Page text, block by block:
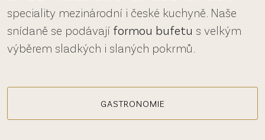
speciality mezinárodní i české kuchyně. Naše
snídaně se podávají formou bufetu s velkým
výběrem sladkých i slaných pokrmů.
GASTRONOMIE